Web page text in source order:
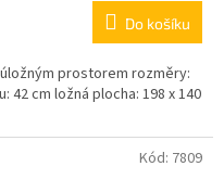
Do košíku
prostorem rozměry:
42 cm ložná plocha: 198 x 140
Kód: 7809